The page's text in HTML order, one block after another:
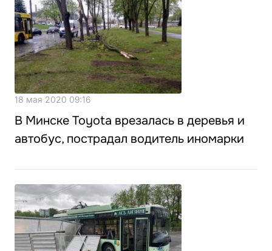
18 мая 2020 09:16
В Минске Toyota врезалась в деревья и
автобус, пострадал водитель иномарки